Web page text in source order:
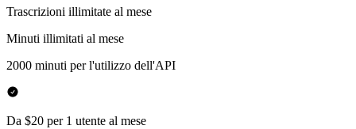
Trascrizioni illimitate al mese
Minuti illimitati al mese
2000 minuti per l'utilizzo dell'API
Da $20 per 1 utente al mese